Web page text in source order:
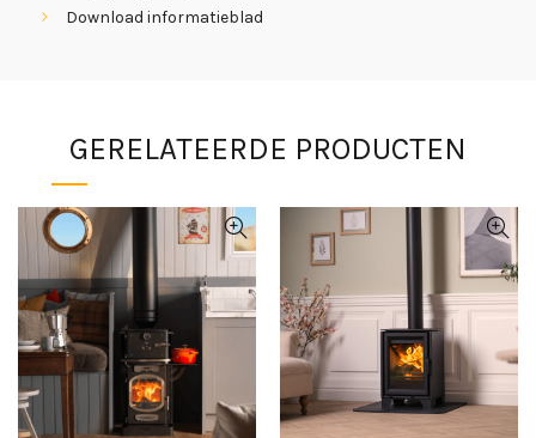
Download informatieblad
GERELATEERDE PRODUCTEN